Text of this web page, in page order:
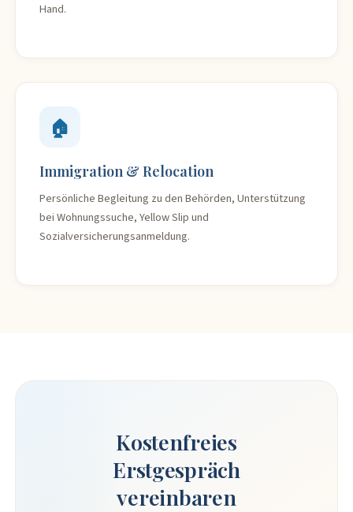
Hand.
🏠
Immigration & Relocation
Persönliche Begleitung zu den Behörden, Unterstützung
bei Wohnungssuche, Yellow Slip und
Sozialversicherungsanmeldung.
Kostenfreies
Erstgespräch
vereinbaren